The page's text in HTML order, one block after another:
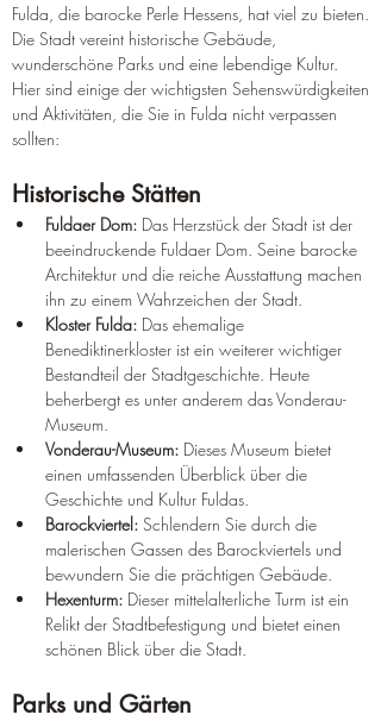
Fulda, die barocke Perle Hessens, hat viel zu bieten.
Die Stadt vereint historische Gebäude,
wunderschöne Parks und eine lebendige Kultur.
Hier sind einige der wichtigsten Sehenswürdigkeiten
und Aktivitäten, die Sie in Fulda nicht verpassen
sollten:
Historische Stätten
Fuldaer Dom: Das Herzstück der Stadt ist der
beeindruckende Fuldaer Dom. Seine barocke
Architektur und die reiche Ausstattung machen
ihn zu einem Wahrzeichen der Stadt.
Kloster Fulda: Das ehemalige
Benediktinerkloster ist ein weiterer wichtiger
Bestandteil der Stadtgeschichte. Heute
beherbergt es unter anderem das Vonderau-
Museum.
Vonderau-Museum: Dieses Museum bietet
einen umfassenden Überblick über die
Geschichte und Kultur Fuldas.
Barockviertel: Schlendern Sie durch die
malerischen Gassen des Barockviertels und
bewundern Sie die prächtigen Gebäude.
Hexenturm: Dieser mittelalterliche Turm ist ein
Relikt der Stadtbefestigung und bietet einen
schönen Blick über die Stadt.
Parks und Gärten